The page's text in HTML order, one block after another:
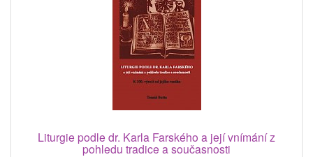
Liturgie podle dr. Karla Farského a její vnímání z
pohledu tradice a současnosti